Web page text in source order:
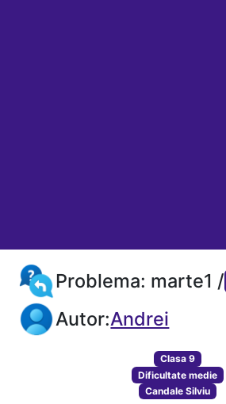
Problema: marte1 /
Autor:Andrei
Clasa 9
Dificultate medie
Candale Silviu